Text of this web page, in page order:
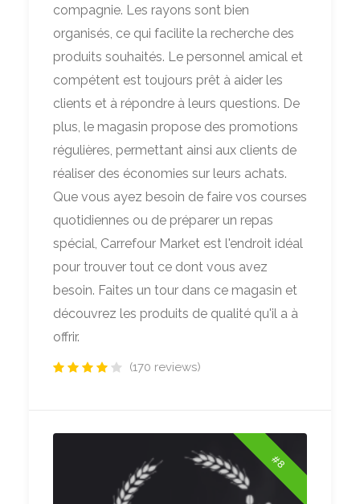
compagnie. Les rayons sont bien
organisés, ce qui facilite la recherche des
produits souhaités. Le personnel amical et
compétent est toujours prêt à aider les
clients et à répondre à leurs questions. De
plus, le magasin propose des promotions
régulières, permettant ainsi aux clients de
réaliser des économies sur leurs achats.
Que vous ayez besoin de faire vos courses
quotidiennes ou de préparer un repas
spécial, Carrefour Market est l'endroit idéal
pour trouver tout ce dont vous avez
besoin. Faites un tour dans ce magasin et
découvrez les produits de qualité qu'il a à
offrir.
(170 reviews)
#8